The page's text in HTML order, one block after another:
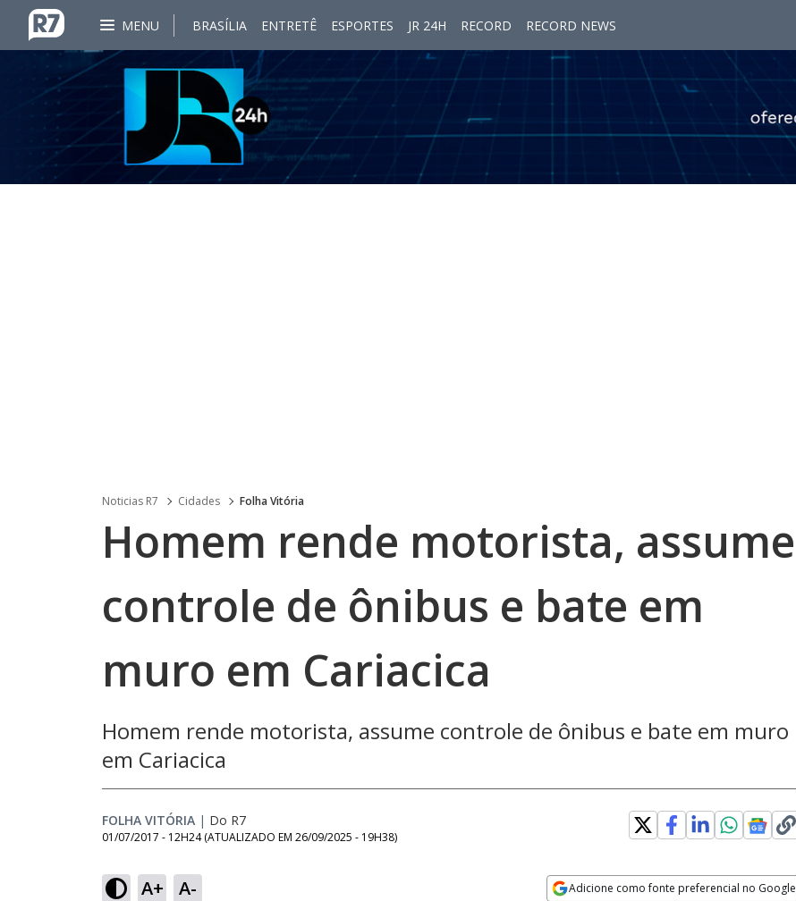
MENU BRASÍLIA ENTRETÊ ESPORTES JR 24H RECORD RECORD NEWS
Noticias R7 Cidades Folha Vitória
Homem rende motorista, assume
controle de ônibus e bate em
muro em Cariacica
Homem rende motorista, assume controle de ônibus e bate em muro
em Cariacica
FOLHA VITÓRIA | Do R7
01/07/2017 - 12H24 (ATUALIZADO EM 26/09/2025 - 19H38)
A+ A- Adicione como fonte preferencial no Google